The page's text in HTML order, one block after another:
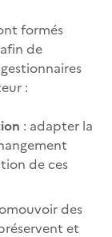
formés
de
:
: adapter la
de ces
des
et